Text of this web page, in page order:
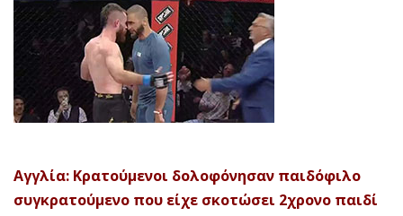
Αγγλία: Κρατούμενοι δολοφόνησαν παιδόφιλο
συγκρατούμενο που είχε σκοτώσει 2χρονο παιδί